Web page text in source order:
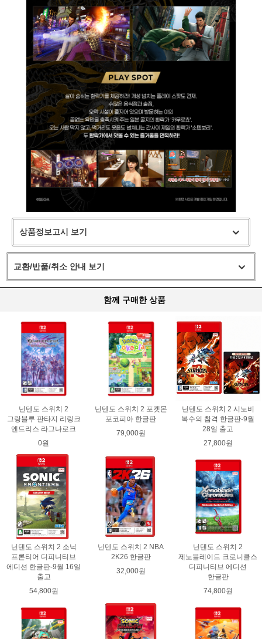
상품정보고시 보기
교환/반품/취소 안내 보기
함께 구매한 상품
닌텐도 스위치 2
그랑블루 판타지 리링크
엔드리스 라그나로크
0원
닌텐도 스위치 2 포켓몬
포코피아 한글판
79,000원
닌텐도 스위치 2 시노비
복수의 참격 한글판-9월
28일 출고
27,800원
닌텐도 스위치 2 소닉
프론티어 디피니티브
에디션 한글판-9월 16일
출고
54,800원
닌텐도 스위치 2 NBA
2K26 한글판
32,000원
닌텐도 스위치 2
제노블레이드 크로니클스
디피니티브 에디션
한글판
74,800원